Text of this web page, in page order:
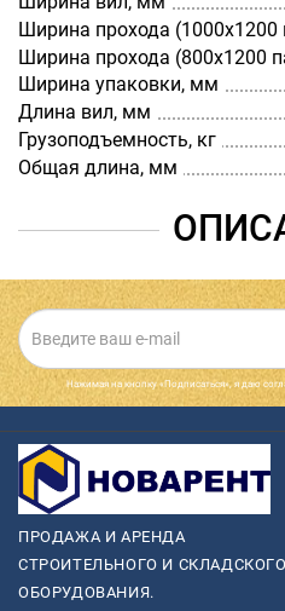
Ширина прохода (1000х1200
Ширина прохода (800х1200
Ширина упаковки, мм
Длина вил, мм
Грузоподъемность, кг
Общая длина, мм
Нажимая на кнопку «Подписаться», я даю
ПРОДАЖА И АРЕНДА
СТРОИТЕЛЬНОГО И СКЛАДСКОГО
ОБОРУДОВАНИЯ.